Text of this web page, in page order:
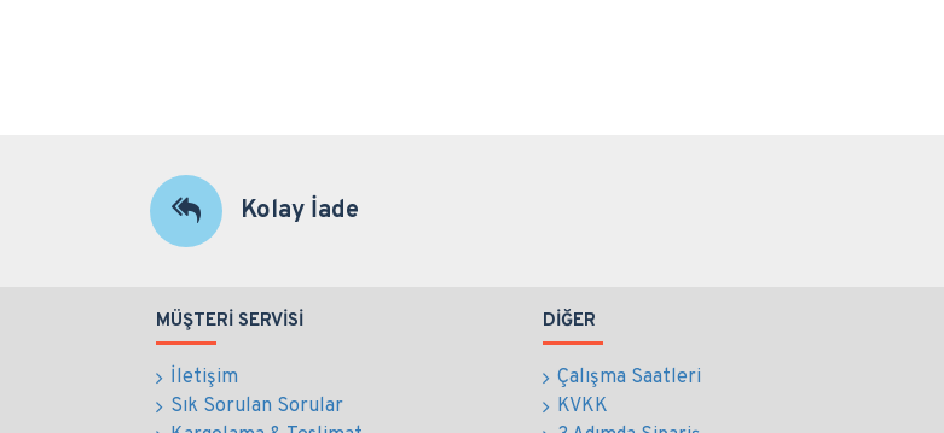
Kolay İade
MÜŞTERI SERVISI
İletişim
Sık Sorulan Sorular
DIĞER
Çalışma Saatleri
KVKK